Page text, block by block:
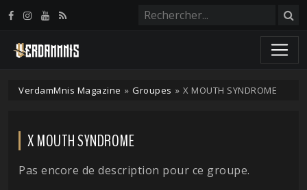
VerdamMnis Magazine » Groupes » X MOUTH SYNDROME
X MOUTH SYNDROME
Pas encore de description pour ce groupe.
Panneau de gestion des cookies